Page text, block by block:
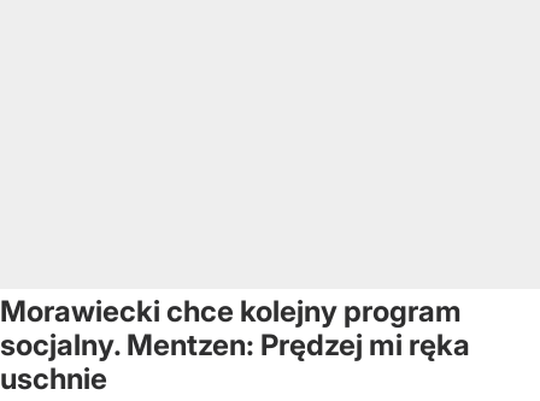
Morawiecki chce kolejny program
socjalny. Mentzen: Prędzej mi ręka
uschnie